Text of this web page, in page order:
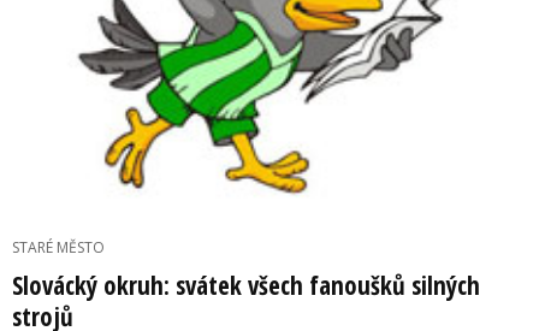
STARÉ MĚSTO
Slovácký okruh: svátek všech fanoušků silných
strojů